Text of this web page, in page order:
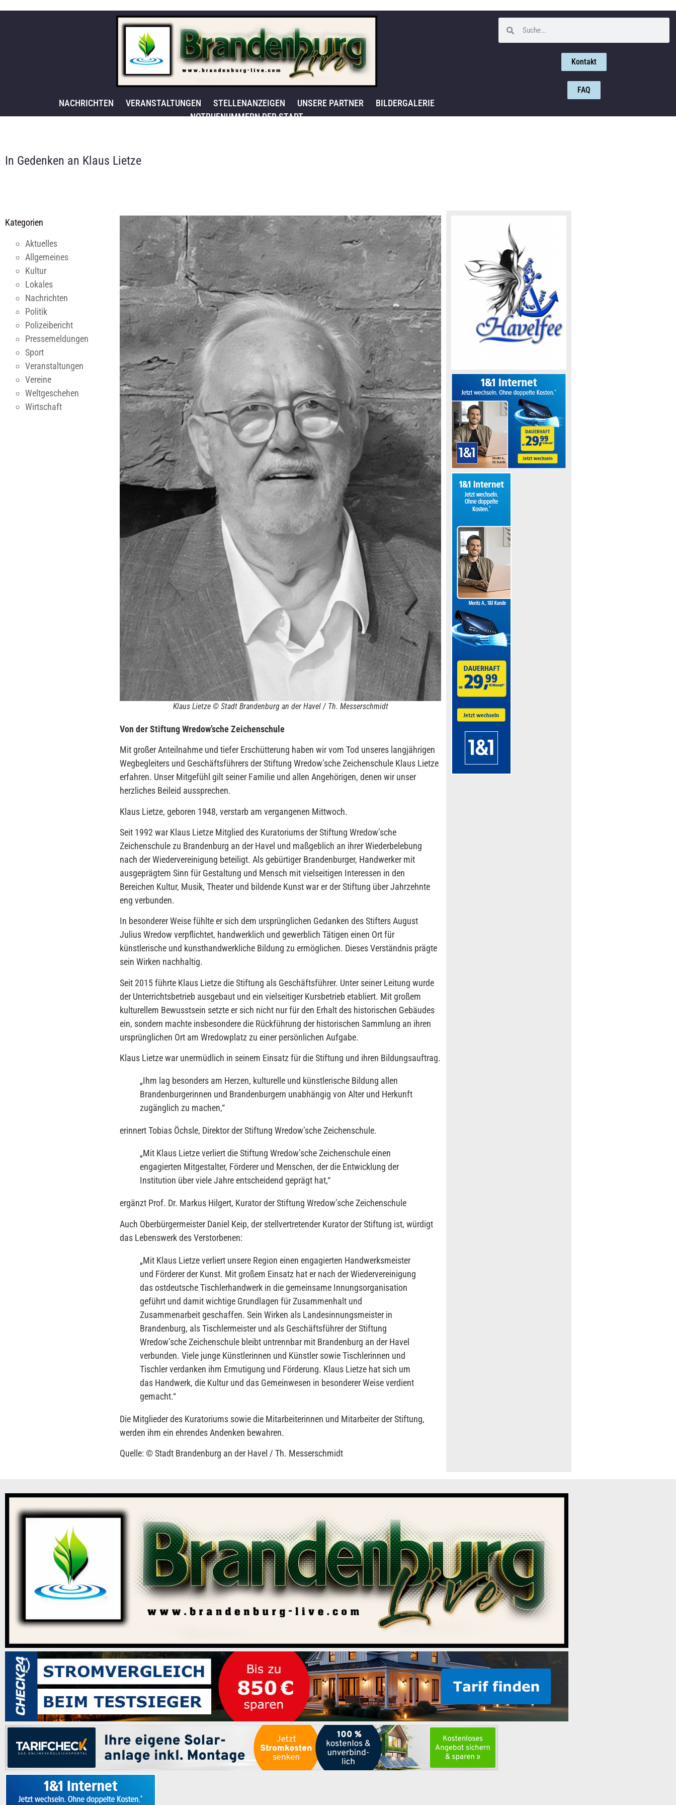
NACHRICHTEN VERANSTALTUNGEN STELLENANZEIGEN UNSERE PARTNER
BILDERGALERIE
NOTRUFNUMMERN DER STADT
Kontakt
FAQ
In Gedenken an Klaus Lietze
Kategorien
Aktuelles
Allgemeines
Kultur
Lokales
Nachrichten
Politik
Polizeibericht
Pressemeldungen
Sport
Veranstaltungen
Vereine
Weltgeschehen
Wirtschaft
Klaus Lietze © Stadt Brandenburg an der Havel / Th. Messerschmidt
Von der Stiftung Wredow’sche Zeichenschule
Mit großer Anteilnahme und tiefer Erschütterung haben wir vom Tod unseres langjährigen
Wegbegleiters und Geschäftsführers der Stiftung Wredow’sche Zeichenschule Klaus Lietze
erfahren. Unser Mitgefühl gilt seiner Familie und allen Angehörigen, denen wir unser
herzliches Beileid aussprechen.
Klaus Lietze, geboren 1948, verstarb am vergangenen Mittwoch.
Seit 1992 war Klaus Lietze Mitglied des Kuratoriums der Stiftung Wredow’sche
Zeichenschule zu Brandenburg an der Havel und maßgeblich an ihrer Wiederbelebung
nach der Wiedervereinigung beteiligt. Als gebürtiger Brandenburger, Handwerker mit
ausgeprägtem Sinn für Gestaltung und Mensch mit vielseitigen Interessen in den
Bereichen Kultur, Musik, Theater und bildende Kunst war er der Stiftung über Jahrzehnte
eng verbunden.
In besonderer Weise fühlte er sich dem ursprünglichen Gedanken des Stifters August
Julius Wredow verpflichtet, handwerklich und gewerblich Tätigen einen Ort für
künstlerische und kunsthandwerkliche Bildung zu ermöglichen. Dieses Verständnis prägte
sein Wirken nachhaltig.
Seit 2015 führte Klaus Lietze die Stiftung als Geschäftsführer. Unter seiner Leitung wurde
der Unterrichtsbetrieb ausgebaut und ein vielseitiger Kursbetrieb etabliert. Mit großem
kulturellem Bewusstsein setzte er sich nicht nur für den Erhalt des historischen Gebäudes
ein, sondern machte insbesondere die Rückführung der historischen Sammlung an ihren
ursprünglichen Ort am Wredowplatz zu einer persönlichen Aufgabe.
Klaus Lietze war unermüdlich in seinem Einsatz für die Stiftung und ihren Bildungsauftrag.
„Ihm lag besonders am Herzen, kulturelle und künstlerische Bildung allen
Brandenburgerinnen und Brandenburgern unabhängig von Alter und Herkunft
zugänglich zu machen,“
erinnert Tobias Öchsle, Direktor der Stiftung Wredow’sche Zeichenschule.
„Mit Klaus Lietze verliert die Stiftung Wredow’sche Zeichenschule einen
engagierten Mitgestalter, Förderer und Menschen, der die Entwicklung der
Institution über viele Jahre entscheidend geprägt hat,“
ergänzt Prof. Dr. Markus Hilgert, Kurator der Stiftung Wredow’sche Zeichenschule
Auch Oberbürgermeister Daniel Keip, der stellvertretender Kurator der Stiftung ist, würdigt
das Lebenswerk des Verstorbenen:
„Mit Klaus Lietze verliert unsere Region einen engagierten Handwerksmeister
und Förderer der Kunst. Mit großem Einsatz hat er nach der Wiedervereinigung
das ostdeutsche Tischlerhandwerk in die gemeinsame Innungsorganisation
geführt und damit wichtige Grundlagen für Zusammenhalt und
Zusammenarbeit geschaffen. Sein Wirken als Landesinnungsmeister in
Brandenburg, als Tischlermeister und als Geschäftsführer der Stiftung
Wredow’sche Zeichenschule bleibt untrennbar mit Brandenburg an der Havel
verbunden. Viele junge Künstlerinnen und Künstler sowie Tischlerinnen und
Tischler verdanken ihm Ermutigung und Förderung. Klaus Lietze hat sich um
das Handwerk, die Kultur und das Gemeinwesen in besonderer Weise verdient
gemacht.“
Die Mitglieder des Kuratoriums sowie die Mitarbeiterinnen und Mitarbeiter der Stiftung,
werden ihm ein ehrendes Andenken bewahren.
Quelle: © Stadt Brandenburg an der Havel / Th. Messerschmidt